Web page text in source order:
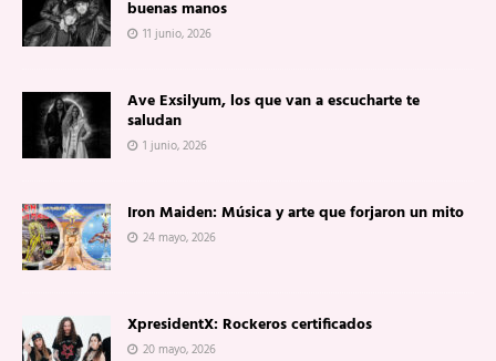
buenas manos
11 junio, 2026
Ave Exsilyum, los que van a escucharte te
saludan
1 junio, 2026
Iron Maiden: Música y arte que forjaron un mito
24 mayo, 2026
XpresidentX: Rockeros certificados
20 mayo, 2026